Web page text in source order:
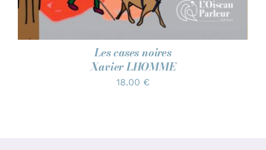
Les cases noires
Xavier LHOMME
18.00 €